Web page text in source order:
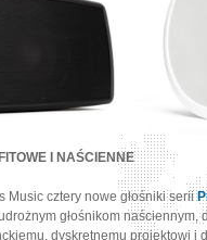
I NAŚCIENNE
Music cztery nowe głośniki serii
głośnikom
dyskretnemu projektowi i